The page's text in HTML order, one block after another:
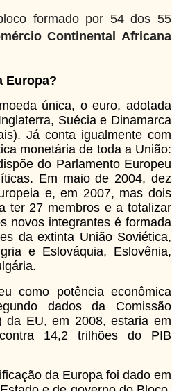
formado por 54 dos 55
Continental Africana
Europa?
única, o euro, adotada
Suécia e Dinamarca
Já conta igualmente com
monetária de toda a União:
do Parlamento Europeu
Em maio de 2004, dez
e, em 2007, mas dois
ter 27 membros e a totalizar
novos integrantes é formada
da extinta União Soviética,
e Eslováquia, Eslovênia,
como potência econômica
dados da Comissão
da EU, em 2008, estaria em
14,2 trilhões do PIB
da Europa foi dado em